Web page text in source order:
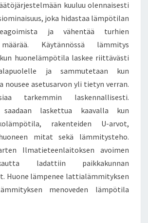
kuuluu olennaisesti
joka hidastaa lämpötilan
ja vähentää turhien
Käytännössä lämmitys
huonelämpötila laskee riittävästi
ja sammutetaan kun
nousee asetusarvon yli tietyn verran.
tarkemmin laskennallisesti.
saadaan laskettua kaavalla kun
rakenteiden U-arvot,
mitat sekä lämmitysteho.
Ilmatieteenlaitoksen avoimen
ladattiin paikkakunnan
Huone lämpenee lattialämmityksen
menoveden lämpötila